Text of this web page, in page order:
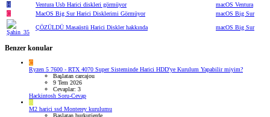
H
Ventura Usb Harici diskleri görmüyor
macOS Ventura
C
MacOS Big Sur Harici Disklerimi Görmüyor macOS Big Sur
ÇÖZÜLDÜ Masaüstü Harici Diskler hakkında macOS Big Sur
Benzer konular
C
Ryzen 5 7600 - RTX 4070 Super Sisteminde Harici HDD'ye Kurulum Yapabilir miyim?
Başlatan carcajou
9 Tem 2026
Cevaplar: 3
Hackintosh Soru-Cevap
B
M2 harici ssd Monterey kurulumu
Başlatan burkutjerde